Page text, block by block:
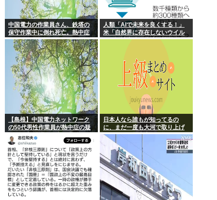
中国電力の作業員さん、鉄塔の
保守作業中に倒れ死亡。熱中症
か
人類「AIで未来を良くする！」
米「自然界に存在しないウイル
スを設計増殖に成功」技術が進
【島根】中国電力ネットワーク
の50代男性作業員が熱中症の疑
いで死亡 鉄塔の保守作業後に倒
れる 邑南町
日本人なら誰もが知ってるの
に、まだ一度も大河で取り上げ
られてない歴史上の人物